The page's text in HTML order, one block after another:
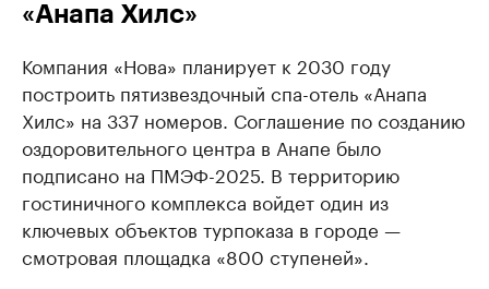
«Анапа Хилс»
Компания «Нова» планирует к 2030 году
построить пятизвездочный спа-отель «Анапа
Хилс» на 337 номеров. Соглашение по созданию
оздоровительного центра в Анапе было
подписано на ПМЭФ-2025. В территорию
гостиничного комплекса войдет один из
ключевых объектов турпоказа в городе —
смотровая площадка «800 ступеней».